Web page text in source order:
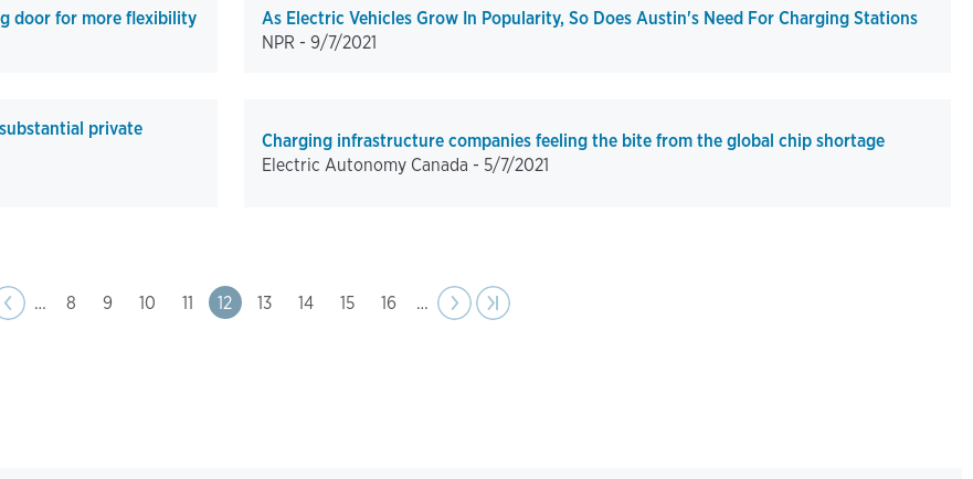
door for more flexibility
As Electric Vehicles Grow In Popularity, So Does Austin's Need For Charging Stations
NPR - 9/7/2021
private
Charging infrastructure companies feeling the bite from the global chip shortage
Electric Autonomy Canada - 5/7/2021
‹‹
… Page
8 Page
9 Page
10 Page
11 Page
12 Page
13 Page
14 Page
15 Page
16 …
Next
›› Last page
›|